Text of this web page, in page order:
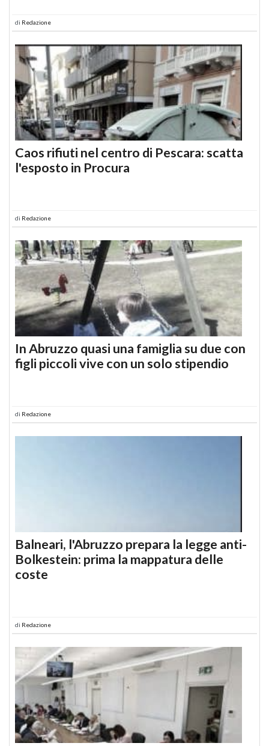
di Redazione
Caos rifiuti nel centro di Pescara: scatta
l'esposto in Procura
di Redazione
In Abruzzo quasi una famiglia su due con
figli piccoli vive con un solo stipendio
di Redazione
Balneari, l'Abruzzo prepara la legge anti-
Bolkestein: prima la mappatura delle
coste
di Redazione